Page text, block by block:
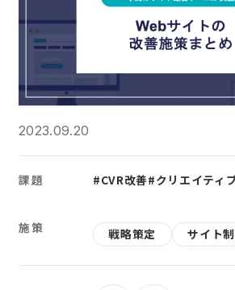
2023.09.20
課題 #CVR改善#クリエイティ
施策 戦略策定 サイト